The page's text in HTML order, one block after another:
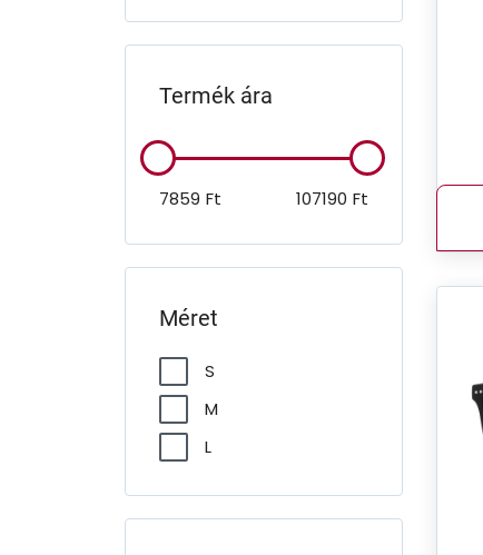
Termék ára
7859 Ft 107190 Ft
Méret
S
M
L